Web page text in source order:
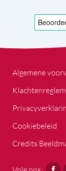
Algemene
Cookiebeleid
Credits